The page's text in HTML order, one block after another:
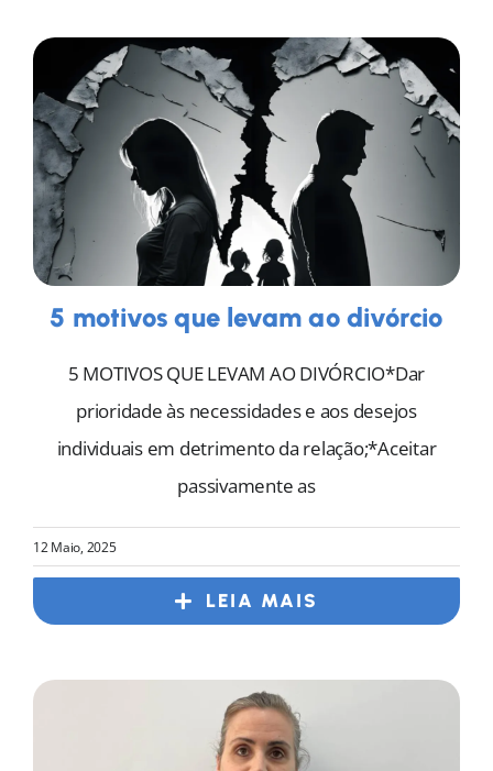
5 motivos que levam ao divórcio
5 MOTIVOS QUE LEVAM AO DIVÓRCIO*Dar
prioridade às necessidades e aos desejos
individuais em detrimento da relação;*Aceitar
passivamente as
12 Maio, 2025
LEIA MAIS